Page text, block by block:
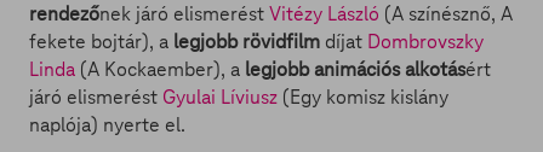
rendezőnek járó elismeréstVitézy László (A színésznő, A
fekete bojtár), a legjobb rövidfilm díjat Dombrovszky
Linda (A Kockaember), a legjobb animációs alkotásért
járó elismerést Gyulai Líviusz (Egy komisz kislány
naplója) nyerte el.